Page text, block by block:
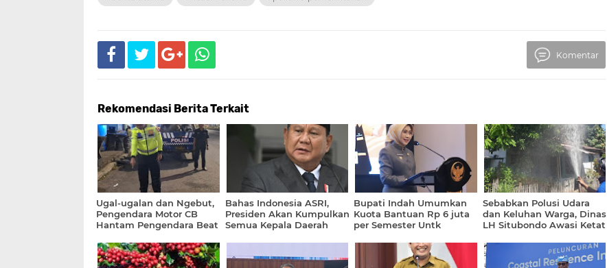
Komentar
Rekomendasi Berita Terkait
Ugal-ugalan dan Ngebut,
Pengendara Motor CB
Hantam Pengendara Beat
Bahas Indonesia ASRI,
Presiden Akan Kumpulkan
Semua Kepala Daerah
Bupati Indah Umumkan
Kuota Bantuan Rp 6 juta
per Semester Untk
Sebabkan Polusi Udara
dan Keluhan Warga, Dinas
LH Situbondo Awasi Ketat